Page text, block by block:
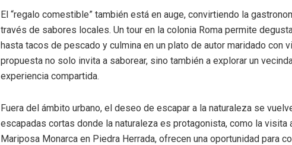
El “regalo comestible” también está en auge, convirtiendo la
través de sabores locales. Un tour en la colonia Roma permite
hasta tacos de pescado y culmina en un plato de autor maridado con
propuesta no solo invita a saborear, sino también a explorar un
experiencia compartida.
Fuera del ámbito urbano, el deseo de escapar a la naturaleza se
escapadas cortas donde la naturaleza es protagonista, como la visita
Mariposa Monarca en Piedra Herrada, ofrecen una oportunidad para